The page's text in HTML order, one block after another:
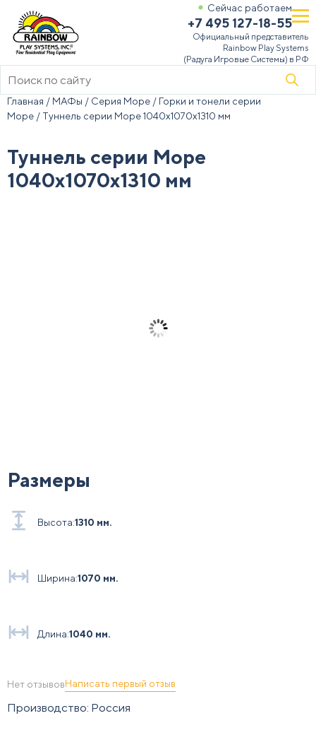
Сейчас работаем
+7 495 127-18-55
Официальный представитель
Rainbow Play Systems
(Радуга Игровые Системы) в РФ
Поиск
товаров
Главная / МАФы / Серия Море / Горки и тонели серии
Море / Туннель серии Море 1040х1070х1310 мм
Туннель серии Море
1040х1070х1310 мм
Размеры
Высота:1310 мм.
Ширина:1070 мм.
Длина:1040 мм.
Нет отзывовНаписать первый отзыв
Производство: Россия